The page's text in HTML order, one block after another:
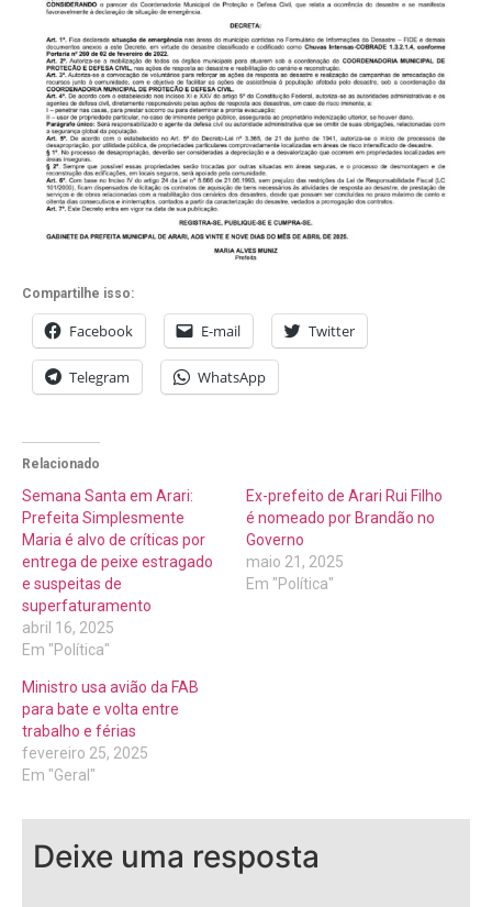
Compartilhe isso:
Facebook E-mail Twitter
Telegram WhatsApp
Relacionado
Semana Santa em Arari:
Prefeita Simplesmente
Maria é alvo de críticas por
entrega de peixe estragado
e suspeitas de
superfaturamento
abril 16, 2025
Em "Política"
Ex-prefeito de Arari Rui Filho
é nomeado por Brandão no
Governo
maio 21, 2025
Em "Política"
Ministro usa avião da FAB
para bate e volta entre
trabalho e férias
fevereiro 25, 2025
Em "Geral"
Deixe uma resposta